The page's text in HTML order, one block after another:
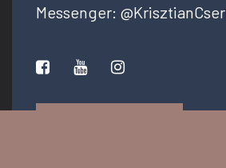
Messenger: